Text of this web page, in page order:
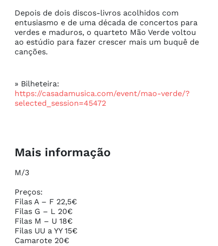
Depois de dois discos-livros acolhidos com
entusiasmo e de uma década de concertos para
verdes e maduros, o quarteto Mão Verde voltou
ao estúdio para fazer crescer mais um buquê de
canções.
» Bilheteira:
https://casadamusica.com/event/mao-verde/?
selected_session=45472
Mais informação
M/3
Preços:
Filas A – F 22,5€
Filas G – L 20€
Filas M – U 18€
Filas UU a YY 15€
Camarote 20€